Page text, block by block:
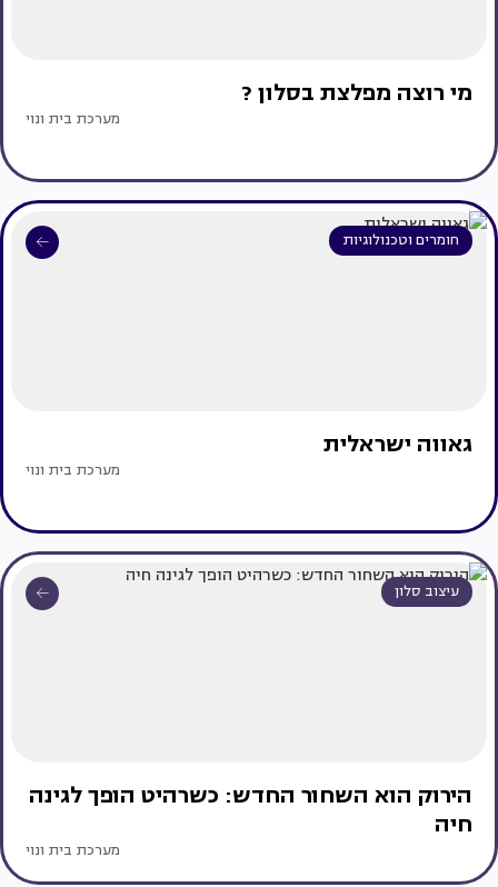
מי רוצה מפלצת בסלון ?
מערכת בית ונוי
חומרים וטכנולוגיות
גאווה ישראלית
מערכת בית ונוי
עיצוב סלון
הירוק הוא השחור החדש: כשרהיט הופך לגינה
חיה
מערכת בית ונוי